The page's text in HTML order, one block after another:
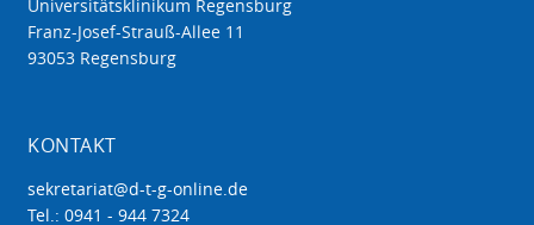
Universitätsklinikum Regensburg
Franz-Josef-Strauß-Allee 11
93053 Regensburg
KONTAKT
sekretariat@d-t-g-online.de
Tel.: 0941 - 944 7324